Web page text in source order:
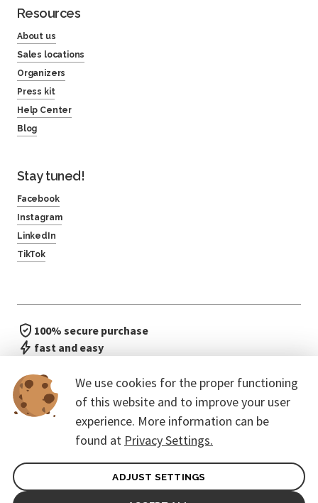
We use cookies for the proper functioning
of this website and to improve your user
experience. More information can be
found at Privacy Settings.
ADJUST SETTINGS
Resources
About us
Sales locations
Organizers
Press kit
Help Center
Blog
Stay tuned!
Facebook
Instagram
LinkedIn
TikTok
100% secure purchase
fast and easy
General terms of contract for Customers
Protection of personal data